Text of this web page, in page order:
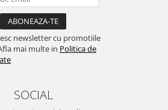
newsletter cu promotiile
mai multe in Politica de
SOCIAL